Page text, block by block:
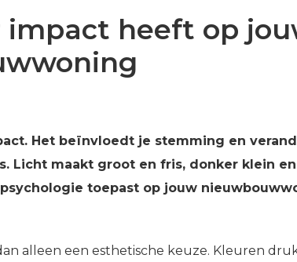
impact heeft op
Het beïnvloedt je stemming en
Licht maakt groot en fris, donker klein
toepast op jouw
alleen een esthetische keuze. Kleuren